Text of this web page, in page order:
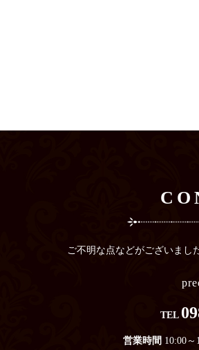
ご不明な点などがございまし
TEL
営業時間 10:00